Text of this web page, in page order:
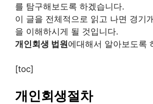
를 탐구해보도록 하겠습니다.
이 글을 전체적으로 읽고 나면 경기
을 이해하시게 될 것입니다.
개인회생 법원에대해서 알아보도록
[toc]
개인회생절차